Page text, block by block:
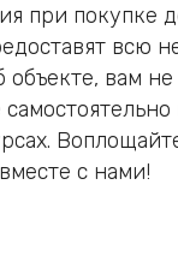
при покупке
всю
вам
вместе с нами!